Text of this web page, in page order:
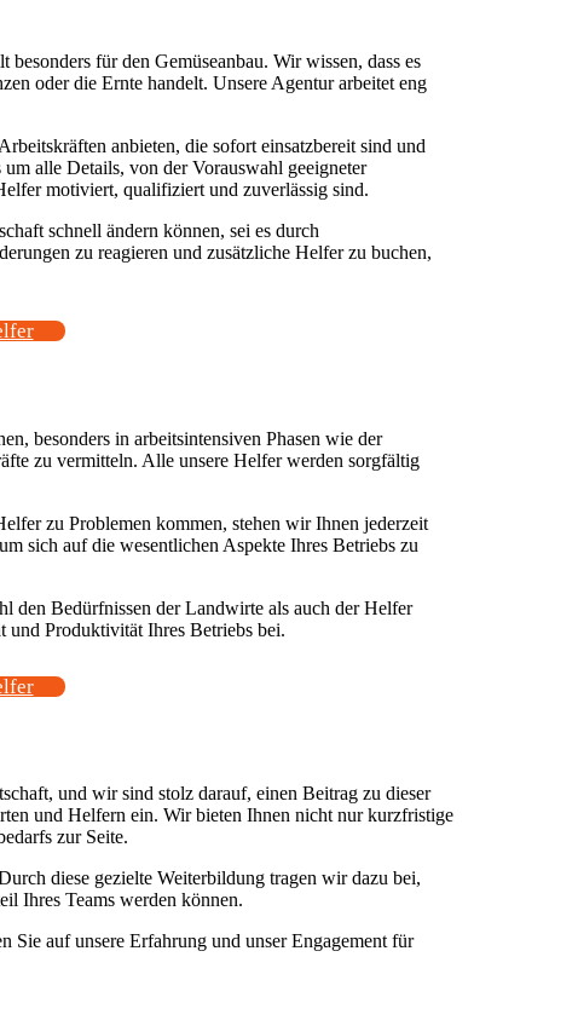
für den Gemüseanbau. Wir wissen, dass es
oder die Ernte handelt. Unsere Agentur arbeitet eng
anbieten, die sofort einsatzbereit sind und
alle Details, von der Vorauswahl geeigneter
motiviert, qualifiziert und zuverlässig sind.
schnell ändern können, sei es durch
zu reagieren und zusätzliche Helfer zu buchen,
besonders in arbeitsintensiven Phasen wie der
zu vermitteln. Alle unsere Helfer werden sorgfältig
zu Problemen kommen, stehen wir Ihnen jederzeit
sich auf die wesentlichen Aspekte Ihres Betriebs zu
den Bedürfnissen der Landwirte als auch der Helfer
und Produktivität Ihres Betriebs bei.
und wir sind stolz darauf, einen Beitrag zu dieser
und Helfern ein. Wir bieten Ihnen nicht nur kurzfristige
zur Seite.
diese gezielte Weiterbildung tragen wir dazu bei,
Ihres Teams werden können.
Sie auf unsere Erfahrung und unser Engagement für